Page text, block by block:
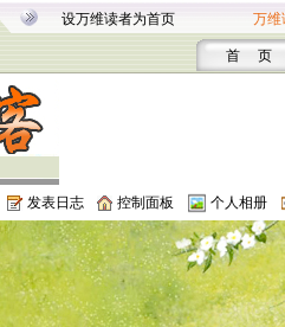
设万维读者为首页 万维
首 页
发表日志 控制面板 个人相册